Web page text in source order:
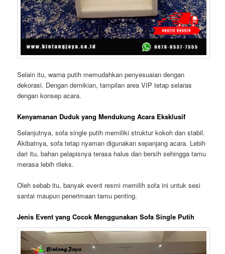
Selain itu, warna putih memudahkan penyesuaian dengan
dekorasi. Dengan demikian, tampilan area VIP tetap selaras
dengan konsep acara.
Kenyamanan Duduk yang Mendukung Acara Eksklusif
Selanjutnya, sofa single putih memiliki struktur kokoh dan stabil.
Akibatnya, sofa tetap nyaman digunakan sepanjang acara. Lebih
dari itu, bahan pelapisnya terasa halus dan bersih sehingga tamu
merasa lebih rileks.
Oleh sebab itu, banyak event resmi memilih sofa ini untuk sesi
santai maupun penerimaan tamu penting.
Jenis Event yang Cocok Menggunakan Sofa Single Putih